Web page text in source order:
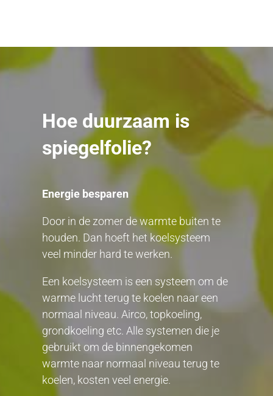
Hoe duurzaam is
spiegelfolie?
Energie besparen
Door in de zomer de warmte buiten te
houden. Dan hoeft het koelsysteem
veel minder hard te werken.
Een koelsysteem is een systeem om de
warme lucht terug te koelen naar een
normaal niveau. Airco, topkoeling,
grondkoeling etc. Alle systemen die je
gebruikt om de binnengekomen
warmte naar normaal niveau terug te
koelen, kosten veel energie.